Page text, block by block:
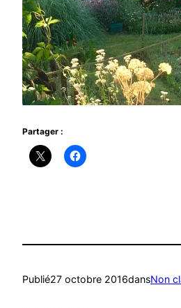
Partager :
Publié27 octobre 2016dansNon